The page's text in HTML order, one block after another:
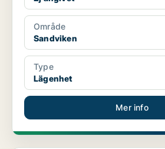
Område
Sandviken
Type
Lägenhet
Mer info